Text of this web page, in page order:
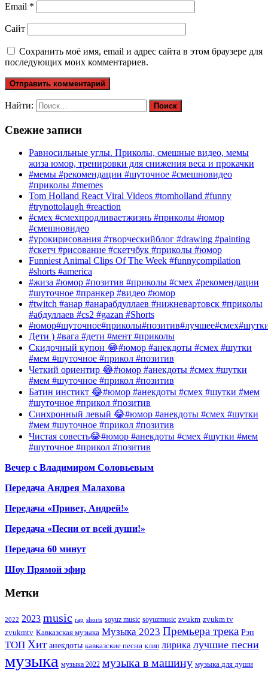
Email *
Сайт
Сохранить моё имя, email и адрес сайта в этом браузере для
последующих моих комментариев.
Найти:
Свежие записи
Равносильные углы. Приколы, смешные видео, мемы
жиза юмор, тренировки для снижения веса и прокачки
#мемы #рекомендации #шуточное #смешновидео
#приколы #memes
Tom Holland React Viral Videos #tomholland #funny
#trynottolaugh #reaction
#смех #смехпродливаетжизнь #приколы #юмор
#смешновидео
#урокирисования #творческийблог #drawing #painting
#скетч #рисование #скетчбук #приколы #юмор
Funniest Animal Clips Of The Week #funnycompilation
#shorts #america
#жиза #юмор #позитив #приколы #смех #рекомендации
#шуточное #пранкер #видео #юмор
#twitch #анар #анарабдуллаев #нижневартовск #приколы
#абдуллаев #cs2 #gazan #Shorts
Дети ) #вага #дети #мент #приколы
Скидочный купон 😂#юмор #анекдоты #смех #шутки
#мем #шуточное #прикол #позитив
Четкий ориентир 😂#юмор #анекдоты #смех #шутки
#мем #шуточное #прикол #позитив
Батин инстикт 😂#юмор #анекдоты #смех #шутки #мем
#шуточное #прикол #позитив
Синхронный левый 😂#юмор #анекдоты #смех #шутки
#мем #шуточное #прикол #позитив
Чистая совесть😂#юмор #анекдоты #смех #шутки #мем
#шуточное #прикол #позитив
Вечер с Владимиром Соловьевым
Передача Андрея Малахова
Передача «Привет, Андрей!»
Передача «Песни от всей души!»
Передача 60 минут
Шоу Прямой эфир
Метки
2022 2023 music rap shorts soyuz music soyuzmusic zvukm zvukm tv
zvukmtv Кавказская музыка Музыка 2023 Премьера трека Рэп
ТОП Хит анекдоты кавказские песни клип лирика лучшие песни
музыка музыка 2022 музыка в машину музыка для души